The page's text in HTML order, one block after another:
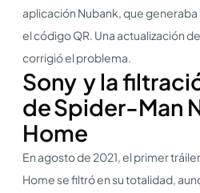
aplicación Nubank, que
el código QR. Una actualización
corrigió el problema.
Sony y la
de Spider-Man
Home
En agosto de 2021, el primer
Home se filtró en su totalidad,